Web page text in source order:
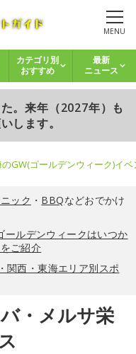
MENU
カテゴリ別
おすすめ
最新
ニュース
。来年（2027年）も
します。
GW(ゴールデンウィーク)イ
ック ・ BBQなどおでかけ
ールデンウィークはいつか
ご紹介
関西・東海エリア別スポ
・メルサ栄